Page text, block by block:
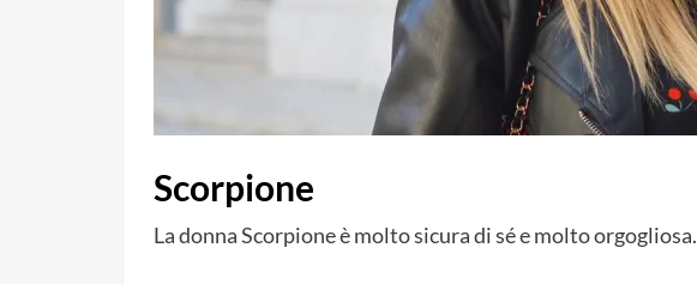
Scorpione
La donna Scorpione è molto sicura di sé e molto orgogliosa.